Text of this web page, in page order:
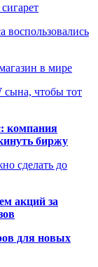
воспользовались
в мире
чтобы тот
компания
биржу
сделать до
акций за
для новых